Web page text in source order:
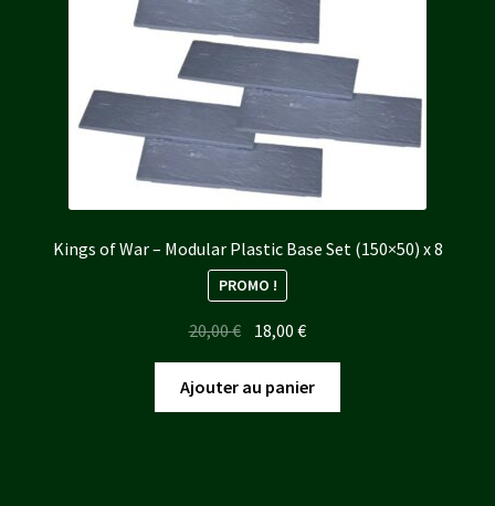
Kings of War – Modular Plastic Base Set (150×50) x 8
PROMO !
20,00€ Le
prix
initial
était :
18,00€Le
prix
actuel
est :
Ajouter au panier